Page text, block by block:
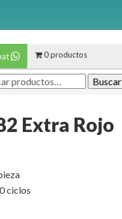
0 productos
Buscar
Extra Rojo
ciclos